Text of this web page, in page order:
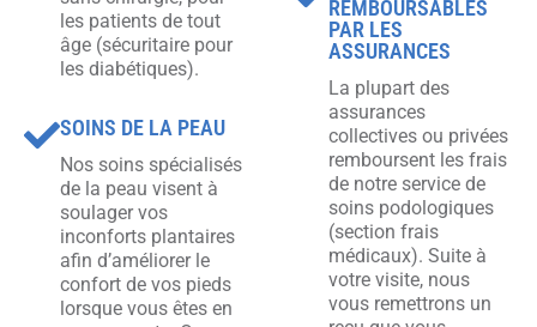
les patients de tout
âge (sécuritaire pour
les diabétiques).
SOINS DE LA PEAU
Nos soins spécialisés
de la peau visent à
soulager vos
inconforts plantaires
afin d’améliorer le
confort de vos pieds
lorsque vous êtes en
REMBOURSABLES
PAR LES
ASSURANCES
La plupart des
assurances
collectives ou privées
remboursent les frais
de notre service de
soins podologiques
(section frais
médicaux). Suite à
votre visite, nous
vous remettrons un